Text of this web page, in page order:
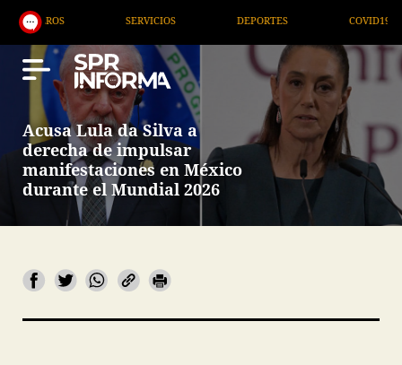
SERVICIOS DEPORTES
Acusa Lula da Silva a
derecha de impulsar
manifestaciones en México
durante el Mundial 2026